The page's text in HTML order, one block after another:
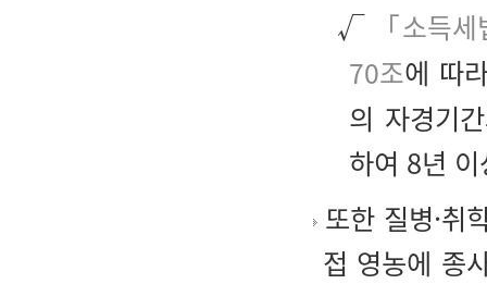
√
「소득
70조에 따
의 자경기
하여 8년
또한 질병·취
접 영농에 종